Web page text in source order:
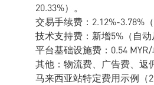
20.33%）。
交易手续费：2.12%-3.78%
技术支持费：新增5%（自动
平台基础设施费：0.54 MYR/
其他：物流费、广告费、返
马来西亚站特定费用示例（